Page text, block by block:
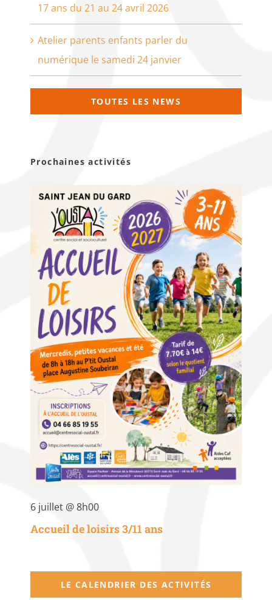
17 ans du 21 au 24 avril 2026
Atelier parents enfants parler du
numérique le samedi 24 janvier
TOUTES LES NEWS
Prochaines activités
6 juillet @ 8h00
Accueil de loisirs 3/11 ans
LE CALENDRIER DES ACTIVITÉS